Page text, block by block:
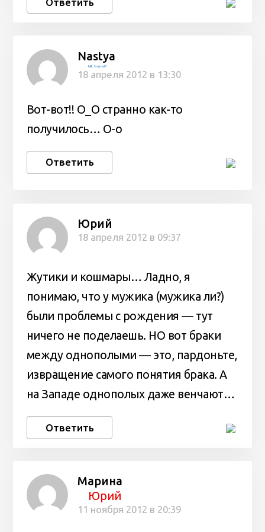
Nastya
Nik Smirnoff
18 апреля 2012 в 13:30
Вот-вот!! О_О странно как-то
получилось… О-о
Ответить
Юрий
18 апреля 2012 в 09:37
Жутики и кошмары… Ладно, я
понимаю, что у мужика (мужика ли?)
были проблемы с рождения — тут
ничего не поделаешь. НО вот браки
между однополыми — это, пардоньте,
извращение самого понятия брака. А
на Западе однополых даже венчают…
Ответить
Марина
Юрий
11 ноября 2012 в 20:39